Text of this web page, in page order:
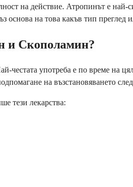
на действие. Атропинът е най-
на това какъв тип преглед
и Скополамин?
употреба е по време на
на възстановяването
тези лекарства: